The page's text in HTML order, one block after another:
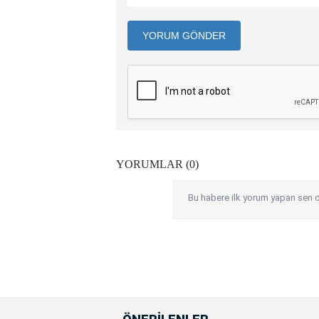
YORUM GÖNDER
YORUMLAR (0)
Bu habere ilk yorum yapan sen